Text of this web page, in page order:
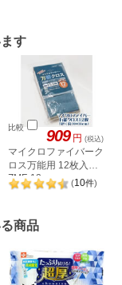
す
比較 909 円 (税込)
マイクロファイバーク
ロス万能用 12枚入り
ZMF-12
(10件)
商品